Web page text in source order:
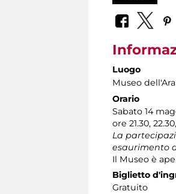
Luogo
Museo
Orario
Sabato 14
ore 21.30,
La
esaurimento
Il Museo è
Biglietto
Gratuito